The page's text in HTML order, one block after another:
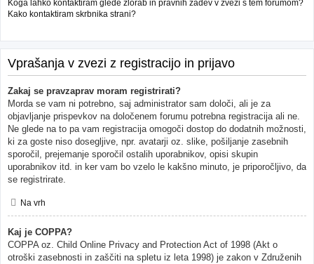
Koga lahko kontaktiram glede zlorab in pravnih zadev v zvezi s tem forumom?
Kako kontaktiram skrbnika strani?
Vprašanja v zvezi z registracijo in prijavo
Zakaj se pravzaprav moram registrirati?
Morda se vam ni potrebno, saj administrator sam določi, ali je za
objavljanje prispevkov na določenem forumu potrebna registracija ali ne.
Ne glede na to pa vam registracija omogoči dostop do dodatnih možnosti,
ki za goste niso dosegljive, npr. avatarji oz. slike, pošiljanje zasebnih
sporočil, prejemanje sporočil ostalih uporabnikov, opisi skupin
uporabnikov itd. in ker vam bo vzelo le kakšno minuto, je priporočljivo, da
se registrirate.
Na vrh
Kaj je COPPA?
COPPA oz. Child Online Privacy and Protection Act of 1998 (Akt o
otroški zasebnosti in zaščiti na spletu iz leta 1998) je zakon v Združenih